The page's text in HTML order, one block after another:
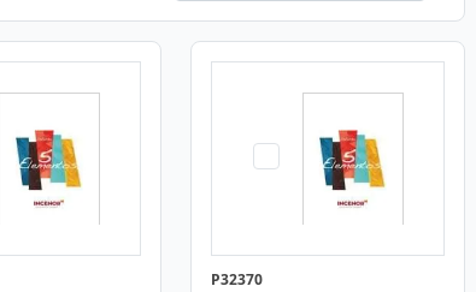
P32370